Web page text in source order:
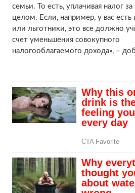
семьи. То есть, уплачивая налог
целом. Если, например, у вас
или льготники, это все должно
счет уменьшения совокупного
налогооблагаемого дохода», –